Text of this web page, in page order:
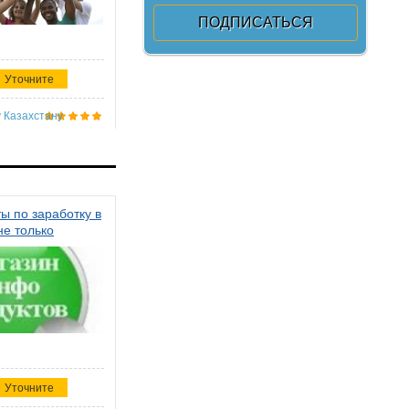
Уточните
Казахстану
по заработку в
только
Уточните